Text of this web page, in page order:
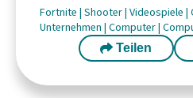
Fortnite | Shooter| Videospiele |
Unternehmen | Computer|
Teilen